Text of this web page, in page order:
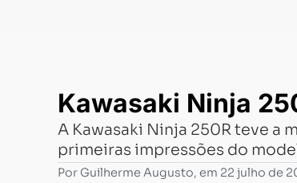
Kawasaki Ninja
A Kawasaki Ninja 250R teve a
primeiras impressões do
Por Guilherme Augusto, em 22 julho de